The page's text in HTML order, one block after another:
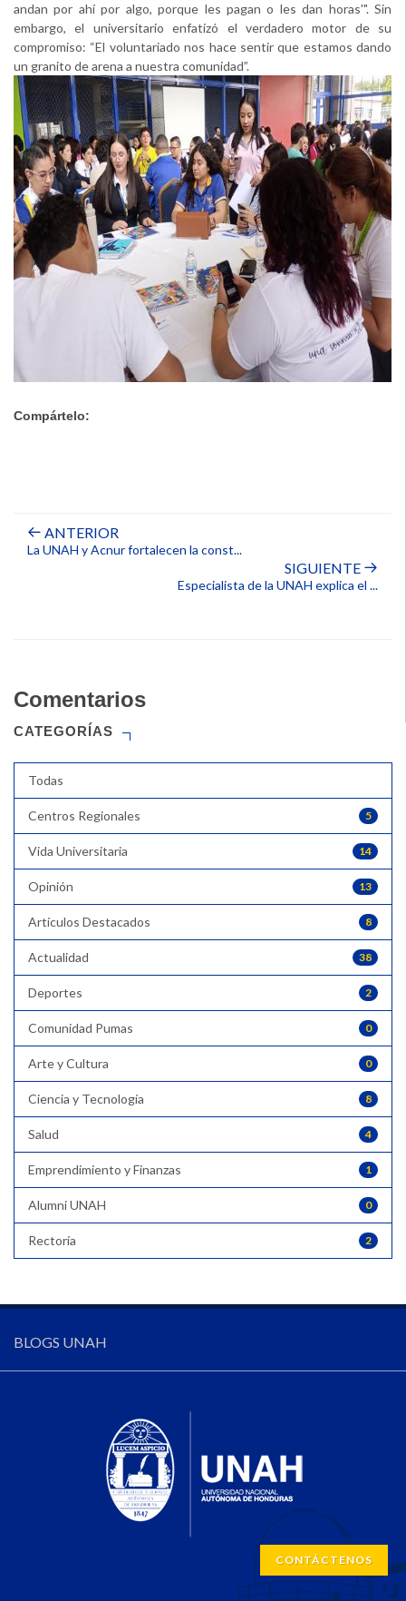
andan por ahí por algo, porque les pagan o les dan horas'". Sin
embargo, el universitario enfatizó el verdadero motor de su
compromiso: “El voluntariado nos hace sentir que estamos dando
un granito de arena a nuestra comunidad”.
Compártelo:
ANTERIOR
La UNAH y Acnur fortalecen la const...
SIGUIENTE
Especialista de la UNAH explica el ...
Comentarios
CATEGORÍAS
Todas
5
Centros Regionales
14
Vida Universitaria
13
Opinión
8
Artículos Destacados
38
Actualidad
2
Deportes
0
Comunidad Pumas
0
Arte y Cultura
8
Ciencia y Tecnología
4
Salud
1
Emprendimiento y Finanzas
0
Alumni UNAH
2
Rectoría
BLOGS UNAH
CONTÁCTENOS